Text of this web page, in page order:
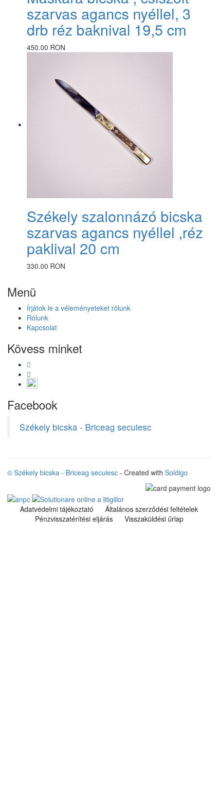
szarvas agancs nyéllel, 3
drb réz baknival 19,5 cm
450.00 RON
Székely szalonnázó bicska
szarvas agancs nyéllel ,réz
paklival 20 cm
330.00 RON
Menü
Írjátok le a véleményeteket rólunk
Rólunk
Kapcsolat
Kövess minket
Facebook
Székely bicska - Briceag secuiesc
© Székely bicska - Briceag secuiesc - Created with Soldigo
Adatvédelmi tájékoztató
Általános szerződési feltételek
Pénzvisszatérítési eljárás
Visszaküldési űrlap